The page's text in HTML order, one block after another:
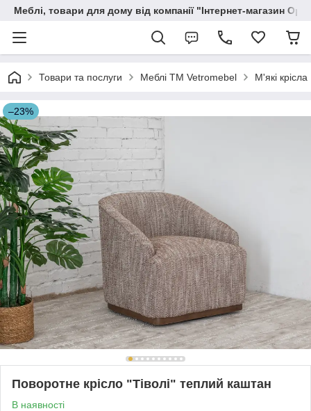
Меблі, товари для дому від компанії "Інтернет-магазин
Товари та послуги Меблі TM Vetromebel М'які крісла
–23%
Поворотне крісло "Тіволі" теплий каштан
В наявності